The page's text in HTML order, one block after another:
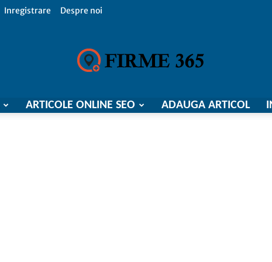
Inregistrare Despre noi
Firme
ARTICOLE ONLINE SEO ADAUGA ARTICOL